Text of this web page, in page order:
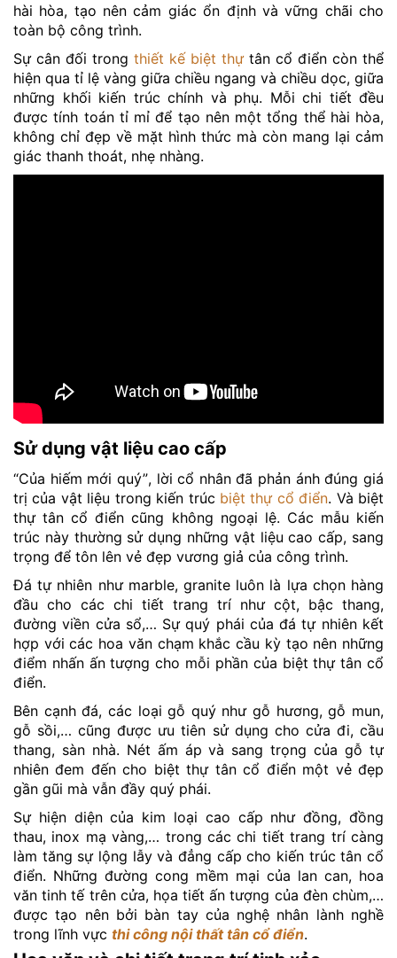
hài hòa, tạo nên cảm giác ổn định và vững chãi cho
toàn bộ công trình.
Sự cân đối trong thiết kế biệt thựtân cổ điển còn thể
hiện qua tỉ lệ vàng giữa chiều ngang và chiều dọc, giữa
những khối kiến trúc chính và phụ. Mỗi chi tiết đều
được tính toán tỉ mỉ để tạo nên một tổng thể hài hòa,
không chỉ đẹp về mặt hình thức mà còn mang lại cảm
giác thanh thoát, nhẹ nhàng.
Sử dụng vật liệu cao cấp
“Của hiếm mới quý”, lời cổ nhân đã phản ánh đúng giá
trị của vật liệu trong kiến trúc biệt thự cổ điển. Và biệt
thự tân cổ điển cũng không ngoại lệ. Các mẫu kiến
trúc này thường sử dụng những vật liệu cao cấp, sang
trọng để tôn lên vẻ đẹp vương giả của công trình.
Đá tự nhiên như marble, granite luôn là lựa chọn hàng
đầu cho các chi tiết trang trí như cột, bậc thang,
đường viền cửa sổ,… Sự quý phái của đá tự nhiên kết
hợp với các hoa văn chạm khắc cầu kỳ tạo nên những
điểm nhấn ấn tượng cho mỗi phần của biệt thự tân cổ
điển.
Bên cạnh đá, các loại gỗ quý như gỗ hương, gỗ mun,
gỗ sồi,… cũng được ưu tiên sử dụng cho cửa đi, cầu
thang, sàn nhà. Nét ấm áp và sang trọng của gỗ tự
nhiên đem đến cho biệt thự tân cổ điển một vẻ đẹp
gần gũi mà vẫn đầy quý phái.
Sự hiện diện của kim loại cao cấp như đồng, đồng
thau, inox mạ vàng,… trong các chi tiết trang trí càng
làm tăng sự lộng lẫy và đẳng cấp cho kiến trúc tân cổ
điển. Những đường cong mềm mại của lan can, hoa
văn tinh tế trên cửa, họa tiết ấn tượng của đèn chùm,…
được tạo nên bởi bàn tay của nghệ nhân lành nghề
trong lĩnh vực thi công nội thất tân cổ điển.